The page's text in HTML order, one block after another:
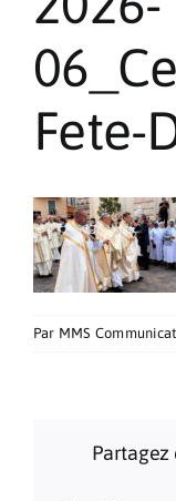
Contact
Fete-
Par MMS
Partagez